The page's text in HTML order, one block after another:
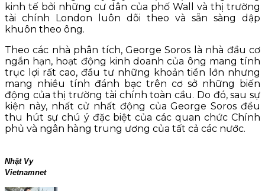
kinh tế bởi những cư dân của phố Wall và thị trường
tài chính London luôn dõi theo và sẵn sàng dập
khuôn theo ông.
Theo các nhà phân tích, George Soros là nhà đầu cơ
ngắn hạn, hoạt động kinh doanh của ông mang tính
trục lợi rất cao, đầu tư những khoản tiền lớn nhưng
mang nhiều tính đánh bạc trên cơ sở những biến
động của thị trường tài chính toàn cầu. Do đó, sau sự
kiện này, nhất cử nhất động của George Soros đều
thu hút sự chú ý đặc biệt của các quan chức Chính
phủ và ngân hàng trung ương của tất cả các nước.
Nhật Vy
Vietnamnet